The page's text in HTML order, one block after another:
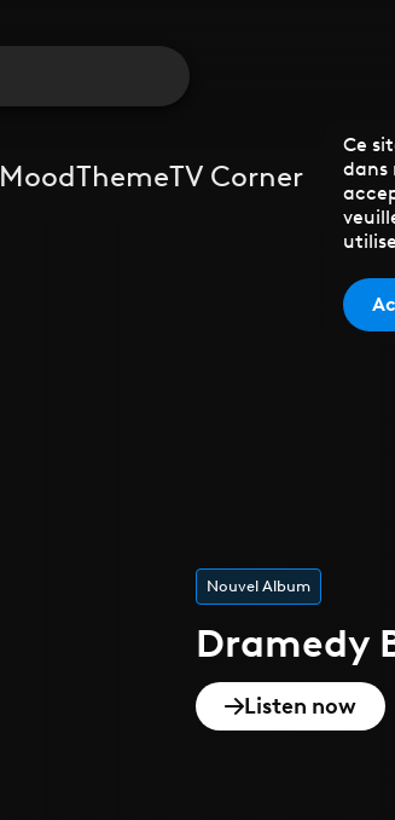
MoodThemeTV Corner
Nouvel Album
Dramedy
Listen now
Ce
dans